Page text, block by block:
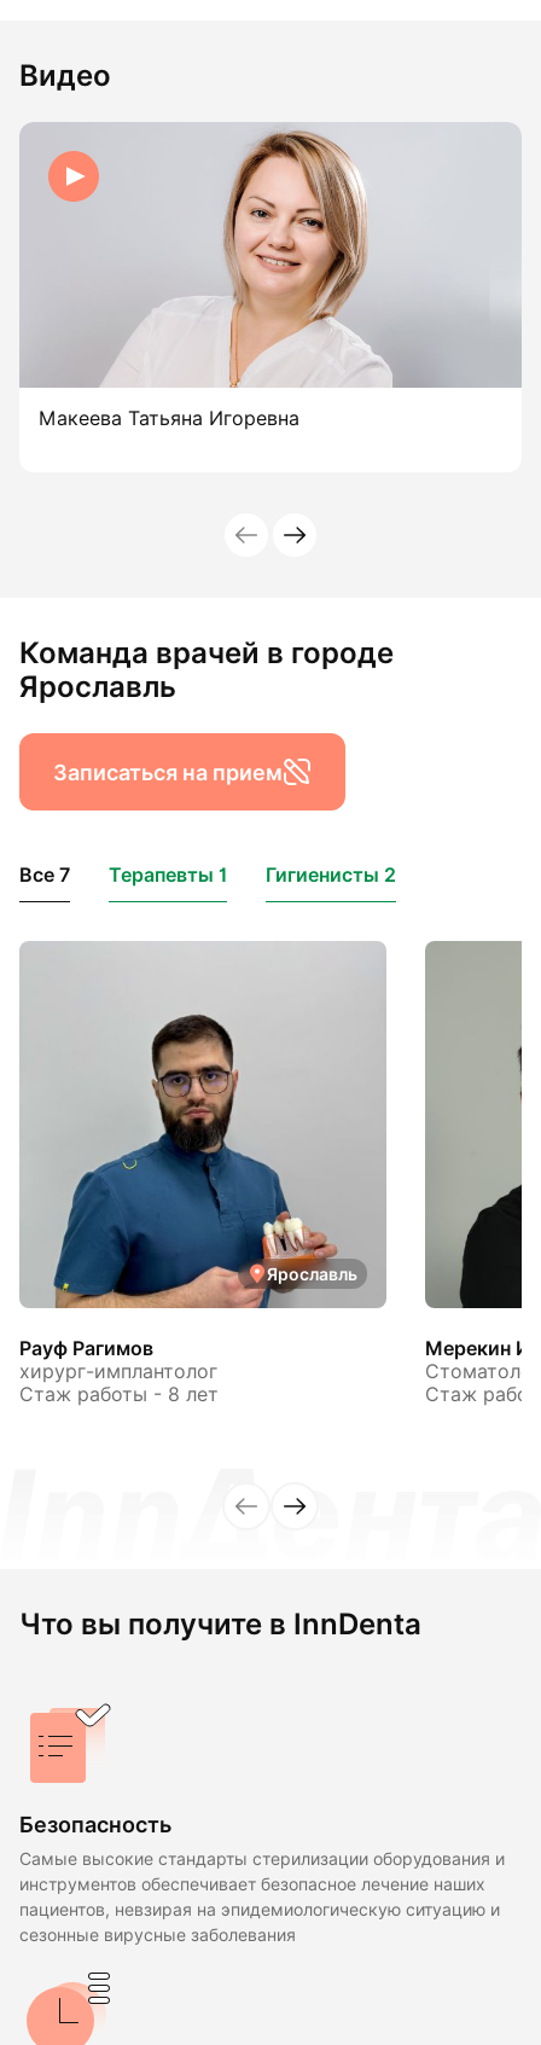
Видео
Макеева Татьяна Игоревна
Команда врачей в городе
Ярославль
Записаться на прием
Все 7 Терапевты 1 Гигиенисты 2
Ярославль
Рауф Рагимов
хирург-имплантолог
Стаж работы - 8 лет
Мерекин
Стаж
Что вы получите в InnDenta
Безопасность
Самые высокие стандарты стерилизации оборудования и
инструментов обеспечивает безопасное лечение наших
пациентов, невзирая на эпидемиологическую ситуацию и
сезонные вирусные заболевания